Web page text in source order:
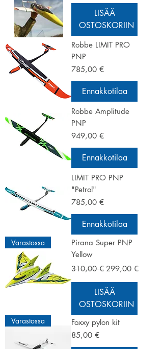
LISÄÄ
OSTOSKORIIN
Robbe LIMIT PRO
PNP
Hinta
785,00 €
Ennakkotilaa
Robbe Amplitude
PNP
Hinta
949,00 €
Ennakkotilaa
LIMIT PRO PNP
"Petrol"
Hinta
785,00 €
Ennakkotilaa
Varastossa
Pirana Super PNP
Yellow
Normaali hinta
310,00 € Alehinta
299,00 €
LISÄÄ
OSTOSKORIIN
Varastossa
Foxxy pylon kit
Hinta
85,00 €